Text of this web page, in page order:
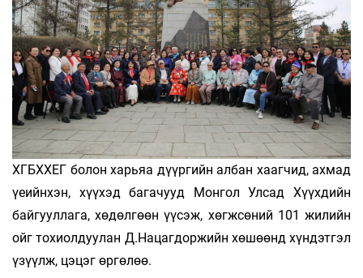
ХГБХХЕГ болон харьяа дүүргийн албан хаагчид, ахмад
үеийнхэн, хүүхэд багачууд Монгол Улсад Хүүхдийн
байгууллага, хөдөлгөөн үүсэж, хөгжсөний 101 жилийн
ойг тохиолдуулан Д.Нацагдоржийн хөшөөнд хүндэтгэл
үзүүлж, цэцэг өргөлөө.